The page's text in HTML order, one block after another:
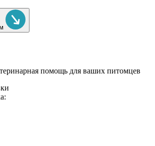
помощь для ваших питомцев